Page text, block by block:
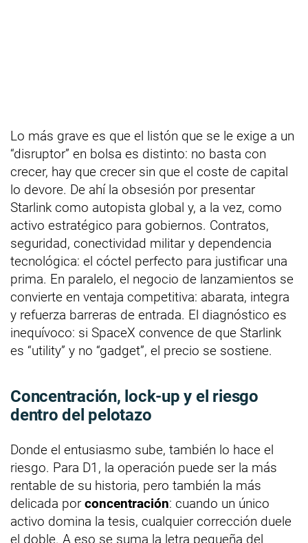
Lo más grave es que el listón que se le exige a un
“disruptor” en bolsa es distinto: no basta con
crecer, hay que crecer sin que el coste de capital
lo devore. De ahí la obsesión por presentar
Starlink como autopista global y, a la vez, como
activo estratégico para gobiernos. Contratos,
seguridad, conectividad militar y dependencia
tecnológica: el cóctel perfecto para justificar una
prima. En paralelo, el negocio de lanzamientos se
convierte en ventaja competitiva: abarata, integra
y refuerza barreras de entrada. El diagnóstico es
inequívoco: si SpaceX convence de que Starlink
es “utility” y no “gadget”, el precio se sostiene.
Concentración, lock-up y el riesgo
dentro del pelotazo
Donde el entusiasmo sube, también lo hace el
riesgo. Para D1, la operación puede ser la más
rentable de su historia, pero también la más
delicada por concentración: cuando un único
activo domina la tesis, cualquier corrección duele
el doble. A eso se suma la letra pequeña del